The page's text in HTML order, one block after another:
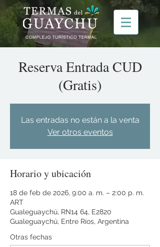
Reserva Entrada CUD
(Gratis)
Las entradas no están a la venta
Ver otros eventos
Horario y ubicación
18 de feb de 2026, 9:00 a. m. – 2:00 p. m.
ART
Gualeguaychú, RN14 64, E2820
Gualeguaychú, Entre Ríos, Argentina
Otras fechas